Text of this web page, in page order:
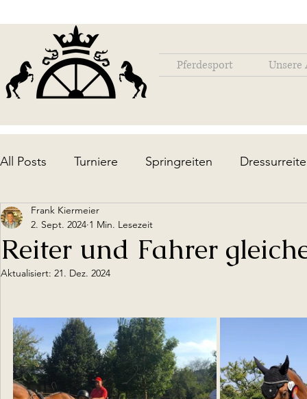
Pferdesport Unsere
All Posts Turniere Springreiten
Lehrgänge / Ausbildung
Reiter und Fahrer
Frank Kiermeier
2. Sept. 2024 1 Min. Lesezeit
Aktualisiert: 21. Dez. 2024